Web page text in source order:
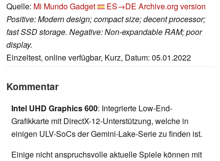
Quelle: Mi Mundo Gadget ES→DE Archive.org version
Positive: Modern design; compact size; decent processor;
fast SSD storage. Negative: Non-expandable RAM; poor
display.
Einzeltest, online verfügbar, Kurz, Datum: 05.01.2022
Kommentar
Intel UHD Graphics 600: Integrierte Low-End-
Grafikkarte mit DirectX-12-Unterstützung, welche in
einigen ULV-SoCs der Gemini-Lake-Serie zu finden ist.
Einige nicht anspruchsvolle aktuelle Spiele können mit